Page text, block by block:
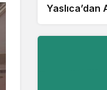
Yaslıca’dan